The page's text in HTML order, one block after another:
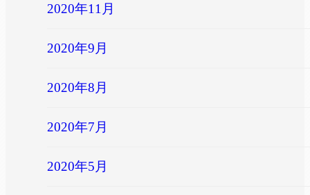
2020年11月
2020年9月
2020年8月
2020年7月
2020年5月